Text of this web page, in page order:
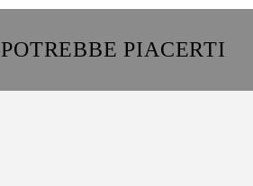
POTREBBE PIACERTI